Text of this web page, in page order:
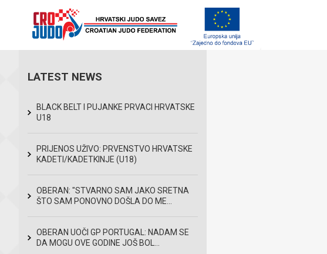
LATEST NEWS
BLACK BELT I PUJANKE PRVACI HRVATSKE
U18
PRIJENOS UŽIVO: PRVENSTVO HRVATSKE
KADETI/KADETKINJE (U18)
OBERAN: "STVARNO SAM JAKO SRETNA
ŠTO SAM PONOVNO DOŠLA DO ME...
OBERAN UOČI GP PORTUGAL: NADAM SE
DA MOGU OVE GODINE JOŠ BOL...